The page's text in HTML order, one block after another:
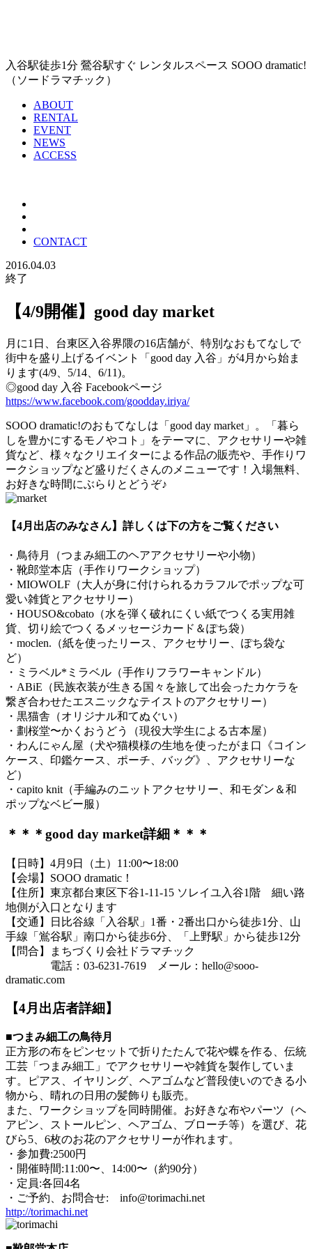
入谷駅徒歩1分 鶯谷駅すぐ レンタルスペース SOOO dramatic!
（ソードラマチック）
ABOUT
RENTAL
EVENT
NEWS
ACCESS
CONTACT
2016.04.03
終了
【4/9開催】good day market
月に1日、台東区入谷界隈の16店舗が、特別なおもてなしで
街中を盛り上げるイベント「good day 入谷」が4月から始ま
ります(4/9、5/14、6/11)。
◎good day 入谷 Facebookページ
https://www.facebook.com/goodday.iriya/
SOOO dramatic!のおもてなしは「good day market」。「暮ら
しを豊かにするモノやコト」をテーマに、アクセサリーや雑
貨など、様々なクリエイターによる作品の販売や、手作りワ
ークショップなど盛りだくさんのメニューです！入場無料、
お好きな時間にぶらりとどうぞ♪
【4月出店のみなさん】詳しくは下の方をご覧ください
・鳥待月（つまみ細工のヘアアクセサリーや小物）
・靴郎堂本店（手作りワークショップ）
・MIOWOLF（大人が身に付けられるカラフルでポップな可
愛い雑貨とアクセサリー）
・HOUSO&cobato（水を弾く破れにくい紙でつくる実用雑
貨、切り絵でつくるメッセージカード＆ぽち袋）
・moclen.（紙を使ったリース、アクセサリー、ぽち袋な
ど）
・ミラベル*ミラベル（手作りフラワーキャンドル）
・ABiE（民族衣装が生きる国々を旅して出会ったカケラを
繋ぎ合わせたエスニックなテイストのアクセサリー）
・黒猫舎（オリジナル和てぬぐい）
・劃桜堂〜かくおうどう（現役大学生による古本屋）
・わんにゃん屋（犬や猫模様の生地を使ったがま口《コイン
ケース、印鑑ケース、ポーチ、バッグ》、アクセサリーな
ど）
・capito knit（手編みのニットアクセサリー、和モダン＆和
ポップなベビー服）
＊＊＊good day market詳細＊＊＊
【日時】4月9日（土）11:00〜18:00
【会場】SOOO dramatic！
【住所】東京都台東区下谷1-11-15 ソレイユ入谷1階 細い路
地側が入口となります
【交通】日比谷線「入谷駅」1番・2番出口から徒歩1分、山
手線「鴬谷駅」南口から徒歩6分、「上野駅」から徒歩12分
【問合】まちづくり会社ドラマチック
電話：03-6231-7619 メール：hello@sooo-
dramatic.com
【4月出店者詳細】
■つまみ細工の鳥待月
正方形の布をピンセットで折りたたんで花や蝶を作る、伝統
工芸「つまみ細工」でアクセサリーや雑貨を製作していま
す。ピアス、イヤリング、ヘアゴムなど普段使いのできる小
物から、晴れの日用の髪飾りも販売。
また、ワークショップを同時開催。お好きな布やパーツ（ヘ
アピン、ストールピン、ヘアゴム、ブローチ等）を選び、花
びら5、6枚のお花のアクセサリーが作れます。
・参加費:2500円
・開催時間:11:00〜、14:00〜（約90分）
・定員:各回4名
・ご予約、お問合せ: info@torimachi.net
http://torimachi.net